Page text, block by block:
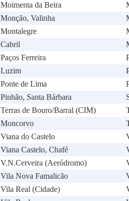
Moimenta da Beira
Monção, Valinha
Montalegre
Cabril
Paços Ferreira
Luzim
Ponte de Lima
Pinhão, Santa Bárbara
Terras de Bouro/Barral (CIM)
Moncorvo
Viana do Castelo
Viana Castelo, Chafé
V.N.Cerveira (Aeródromo)
Vila Nova Famalicão
Vila Real (Cidade)